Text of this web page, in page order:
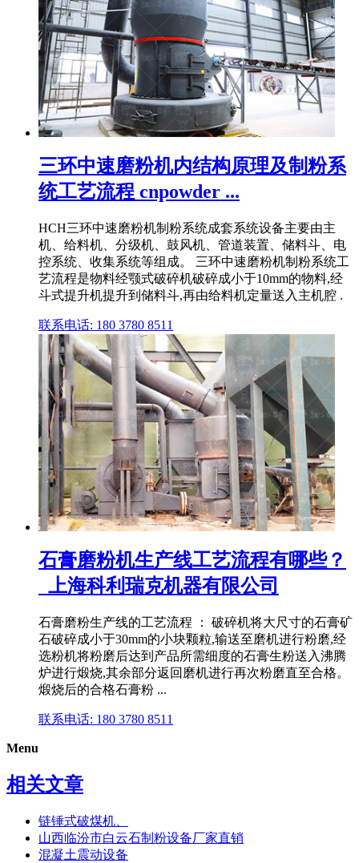
三环中速磨粉机内结构原理及制粉系
统工艺流程 cnpowder ...
HCH三环中速磨粉机制粉系统成套系统设备主要由主
机、给料机、分级机、鼓风机、管道装置、储料斗、电
控系统、收集系统等组成。 三环中速磨粉机制粉系统工
艺流程是物料经颚式破碎机破碎成小于10mm的物料,经
斗式提升机提升到储料斗,再由给料机定量送入主机腔 .
联系电话: 180 3780 8511
石膏磨粉机生产线工艺流程有哪些？
_上海科利瑞克机器有限公司
石膏磨粉生产线的工艺流程 ： 破碎机将大尺寸的石膏矿
石破碎成小于30mm的小块颗粒,输送至磨机进行粉磨,经
选粉机将粉磨后达到产品所需细度的石膏生粉送入沸腾
炉进行煅烧,其余部分返回磨机进行再次粉磨直至合格。
煅烧后的合格石膏粉 ...
联系电话: 180 3780 8511
Menu
相关文章
链锤式破煤机、
山西临汾市白云石制粉设备厂家直销
混凝土震动设备